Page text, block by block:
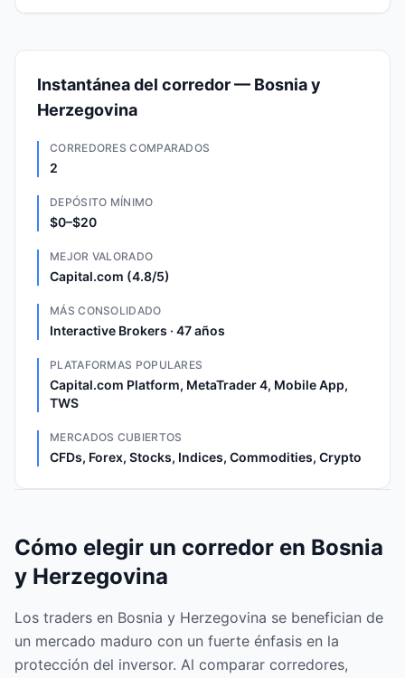
Instantánea del corredor — Bosnia y
Herzegovina
CORREDORES COMPARADOS
2
DEPÓSITO MÍNIMO
$0–$20
MEJOR VALORADO
Capital.com (4.8/5)
MÁS CONSOLIDADO
Interactive Brokers · 47 años
PLATAFORMAS POPULARES
Capital.com Platform, MetaTrader 4, Mobile App,
TWS
MERCADOS CUBIERTOS
CFDs, Forex, Stocks, Indices, Commodities, Crypto
Cómo elegir un corredor en Bosnia
y Herzegovina
Los traders en Bosnia y Herzegovina se benefician de
un mercado maduro con un fuerte énfasis en la
protección del inversor. Al comparar corredores,